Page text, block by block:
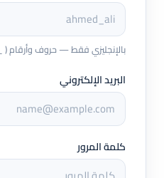
بالإنجليزي فقط — حروف وأرقام ( _ . -
البريد الإلكتروني
كلمة المرور